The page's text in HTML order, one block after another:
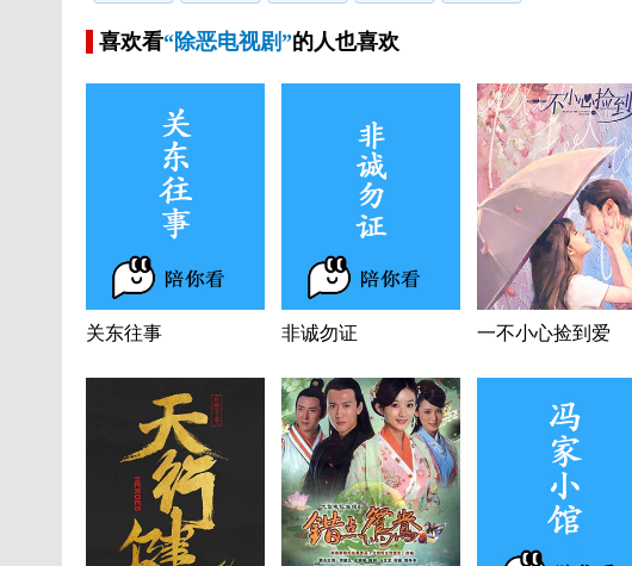
喜欢看“除恶电视剧”的人也喜欢
关东往事 非诚勿证 一不小心捡到爱